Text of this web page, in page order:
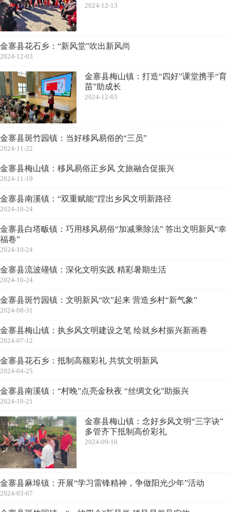
2024-12-13
金寨县花石乡：“新风堂”吹出新风尚
2024-12-03
金寨县梅山镇：打造“四好”课堂携手“育
苗”助成长
2024-12-03
金寨县斑竹园镇：当好移风易俗的“三员”
2024-11-22
金寨县梅山镇：移风易俗正乡风 文旅融合促振兴
2024-11-19
金寨县南溪镇：“双重赋能”蹚出乡风文明新路径
2024-10-24
金寨县白塔畈镇：巧用移风易俗“加减乘除法” 答出文明新风“幸
福卷”
2024-10-24
金寨县流波䃥镇：深化文明实践 精彩暑期生活
2024-10-24
金寨县斑竹园镇：文明新风“吹”起来 营造乡村“新气象”
2024-08-31
金寨县梅山镇：执乡风文明建设之笔 绘就乡村振兴新画卷
2024-07-12
金寨县花石乡：抵制高额彩礼 共筑文明新风
2024-04-25
金寨县南溪镇：“村晚”点亮金秋夜 “丝绸文化”助振兴
2024-10-21
金寨县梅山镇：念好乡风文明“三字诀”
多管齐下抵制高价彩礼
2024-09-16
金寨县麻埠镇：开展“学习雷锋精神，争做阳光少年”活动
2024-03-07